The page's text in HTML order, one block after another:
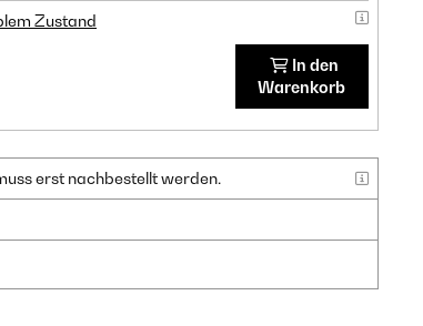
Zustand
In den
Warenkorb
erst nachbestellt werden.